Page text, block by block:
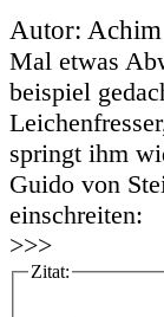
Autor: Achim
Mal etwas
beispiel
springt ihm
Guido von
einschreiten:
>>>
Zitat: